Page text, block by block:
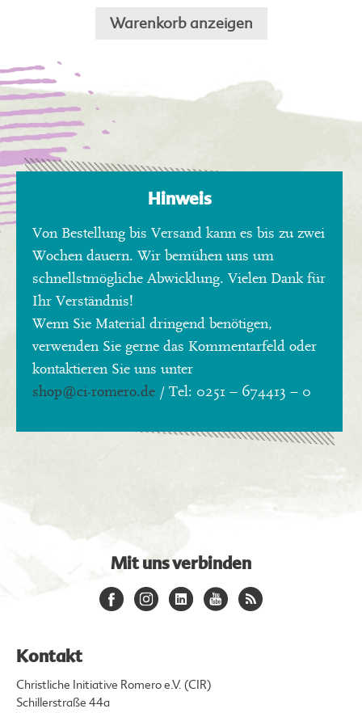
der
Produktseite
gewählt
werden
Warenkorb anzeigen
Hinweis
Von Bestellung bis Versand kann es bis zu zwei
Wochen dauern. Wir bemühen uns um
schnellstmögliche Abwicklung. Vielen Dank für
Ihr Verständnis!
Wenn Sie Material dringend benötigen,
verwenden Sie gerne das Kommentarfeld oder
kontaktieren Sie uns unter
shop@ci-romero.de / Tel: 0251 – 674413 – 0
Mit uns verbinden
Kontakt
Christliche Initiative Romero e.V. (CIR)
Schillerstraße 44a